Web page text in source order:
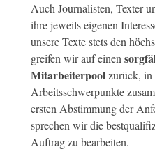
Auch Journalisten, Texter
ihre jeweils eigenen
unsere Texte stets den
greifen wir auf einen
Mitarbeiterpoolzurück, in
Arbeitsschwerpunkte
ersten Abstimmung der
sprechen wir die
Auftrag zu bearbeiten.